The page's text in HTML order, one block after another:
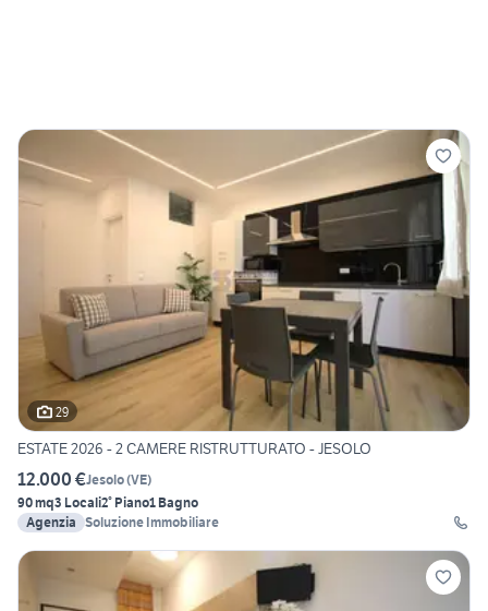
29
ESTATE 2026 - 2 CAMERE RISTRUTTURATO - JESOLO
12.000 €Jesolo(VE)
90 mq3 Locali2° Piano1 Bagno
Agenzia Soluzione Immobiliare